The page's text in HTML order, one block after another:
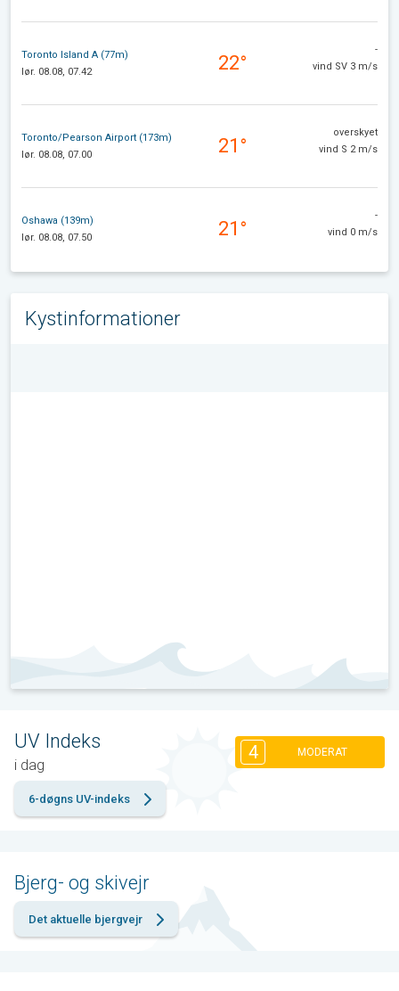
Toronto Island A (77m)
lør. 08.08, 07.42
22°
-
vind SV 3 m/s
Toronto/Pearson Airport (173m)
lør. 08.08, 07.00
21°
overskyet
vind S 2 m/s
Oshawa (139m)
lør. 08.08, 07.50
21°
-
vind 0 m/s
Kystinformationer
UV Indeks
i dag
4 MODERAT
6-døgns UV-indeks
Bjerg- og skivejr
Det aktuelle bjergvejr